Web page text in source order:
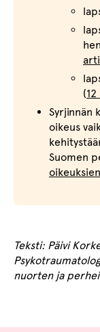
(
Syrjinnän
oikeus
Suomen
Teksti: Päivi
nuorten ja